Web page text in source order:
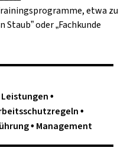
etwa zu
Staub” oder „Fachkunde
Leistungen
Management